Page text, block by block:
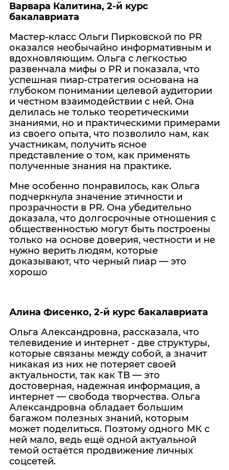
Варвара Калитина, 2-й курс
бакалавриата
Мастер-класс Ольги Пирковской по PR
оказался необычайно информативным и
вдохновляющим. Ольга с легкостью
развенчала мифы о PR и показала, что
успешная пиар-стратегия основана на
глубоком понимании целевой аудитории
и честном взаимодействии с ней. Она
делилась не только теоретическими
знаниями, но и практическими примерами
из своего опыта, что позволило нам, как
участникам, получить ясное
представление о том, как применять
полученные знания на практике.
Мне особенно понравилось, как Ольга
подчеркнула значение этичности и
прозрачности в PR. Она убедительно
доказала, что долгосрочные отношения с
общественностью могут быть построены
только на основе доверия, честности и не
нужно верить людям, которые
доказывают, что черный пиар — это
хорошо
Алина Фисенко, 2-й курс бакалавриата
Ольга Александровна, рассказала, что
телевидение и интернет - две структуры,
которые связаны между собой, а значит
никакая из них не потеряет своей
актуальности, так как ТВ — это
достоверная, надежная информация, а
интернет — свобода творчества. Ольга
Александровна обладает большим
багажом полезных знаний, которым
может поделиться. Поэтому одного МК с
ней мало, ведь ещё одной актуальной
темой остаётся продвижение личных
соцсетей.